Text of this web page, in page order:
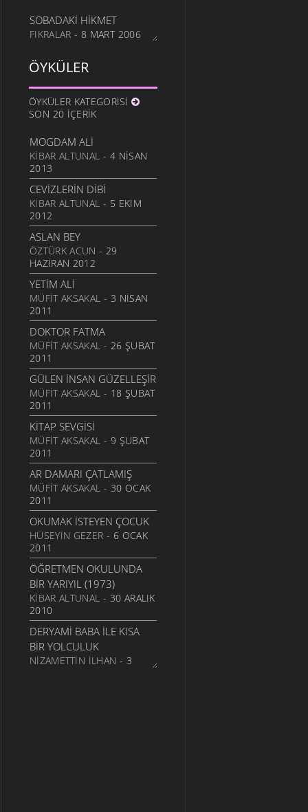
SOBADAKİ HİKMET
FIKRALAR - 8 MART 2006
ÖYKÜLER
ÖYKÜLER KATEGORISI
SON 20 İÇERIK
MOGDAM ALI
KIBAR ALTUNAL - 4 NISAN
2013
CEVIZLERIN DIBI
KIBAR ALTUNAL - 5 EKIM
2012
ASLAN BEY
ÖZTÜRK ACUN - 29
HAZIRAN 2012
YETIM ALI
MÜFIT AKSAKAL - 3 NISAN
2011
DOKTOR FATMA
MÜFIT AKSAKAL - 26 ŞUBAT
2011
GÜLEN İNSAN GÜZELLEŞIR
MÜFIT AKSAKAL - 18 ŞUBAT
2011
KITAP SEVGISI
MÜFIT AKSAKAL - 9 ŞUBAT
2011
AR DAMARI ÇATLAMIŞ
MÜFIT AKSAKAL - 30 OCAK
2011
OKUMAK İSTEYEN ÇOCUK
HÜSEYIN GEZER - 6 OCAK
2011
ÖĞRETMEN OKULUNDA
BIR YARIYIL (1973)
KIBAR ALTUNAL - 30 ARALIK
2010
DERYAMI BABA İLE KISA
BIR YOLCULUK
NIZAMETTIN İLHAN - 3